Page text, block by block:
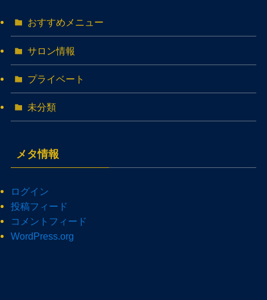
おすすめメニュー
サロン情報
プライベート
未分類
メタ情報
ログイン
投稿フィード
コメントフィード
WordPress.org